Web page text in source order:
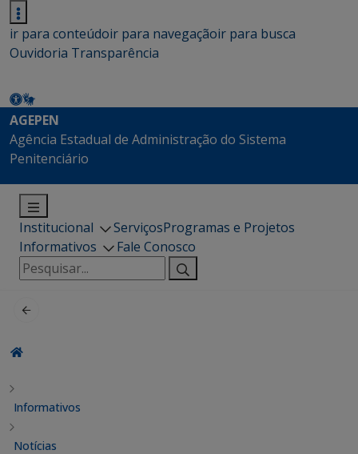
ir para conteúdoir para navegaçãoir para busca
Ouvidoria Transparência
AGEPEN
Agência Estadual de Administração do Sistema
Penitenciário
Institucional ServiçosProgramas e Projetos
Informativos
Fale Conosco
Pesquisar
por:
Informativos
Notícias